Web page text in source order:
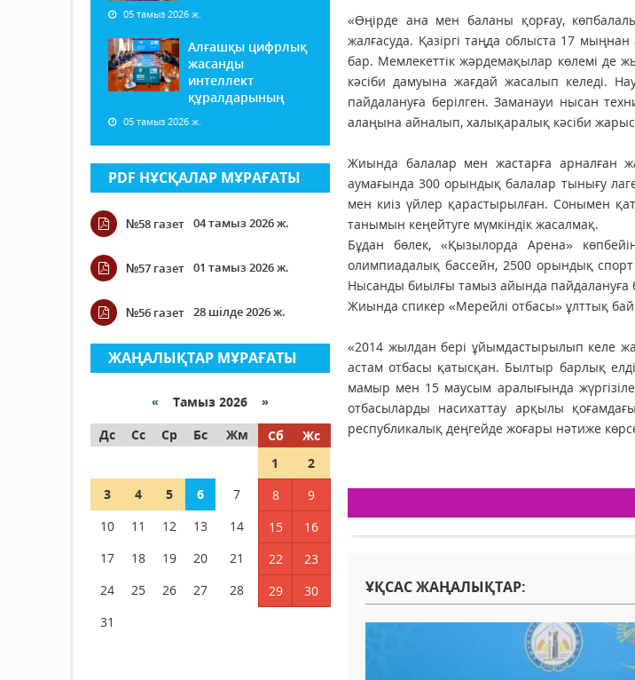
05 тамыз 2026 ж.
Алғашқы цифрлық
жасанды
интеллект
құралдарының
05 тамыз 2026 ж.
PDF НҰСҚАЛАР МҰРАҒАТЫ
№58 газет 04 тамыз 2026 ж.
№57 газет 01 тамыз 2026 ж.
№56 газет 28 шілде 2026 ж.
ЖАҢАЛЫҚТАР МҰРАҒАТЫ
« Тамыз 2026 »
Дс
Сс Ср Бс Жм Сб
Жс
1
2
3
4 5 6 7 8
9
10
11 12 13 14 15
16
17
18 19 20 21 22
23
24
25 26 27 28 29
30
31
«Өңірде ана мен баланы қорғау,
жалғасуда. Қазіргі таңда облыста 17
бар. Мемлекеттік жәрдемақылар көлемі де
кәсіби дамуына жағдай жасалып келеді.
пайдалануға берілген. Заманауи нысан
алаңына айналып, халықаралық кәсіби
Жиында балалар мен жастарға арналған
аумағында 300 орындық балалар тынығу
мен киіз үйлер қарастырылған. Сонымен
танымын кеңейтуге мүмкіндік жасалмақ.
Бұдан бөлек, «Қызылорда Арена»
олимпиадалық бассейн, 2500 орындық
Нысанды биылғы тамыз айында пайдалануға
Жиында спикер «Мерейлі отбасы» ұлттық
«2014 жылдан бері ұйымдастырылып келе
астам отбасы қатысқан. Былтыр барлық
мамыр мен 15 маусым аралығында
отбасыларды насихаттау арқылы
республикалық деңгейде жоғары нәтиже
ҰҚСАС ЖАҢАЛЫҚТАР: